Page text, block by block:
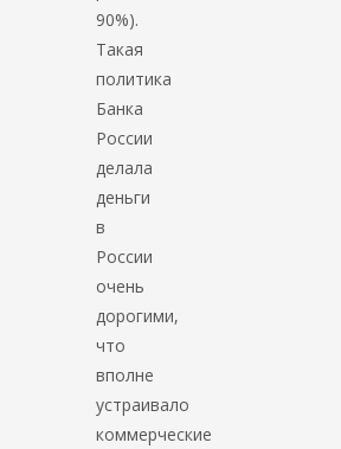
90%).
Такая
политика
Банка
России
делала
деньги
в
России
очень
дорогими,
что
вполне
устраивало
коммерческие